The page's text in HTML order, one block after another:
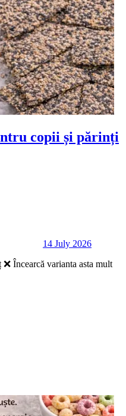
copii și părinți
14 July 2026
Încearcă varianta asta mult